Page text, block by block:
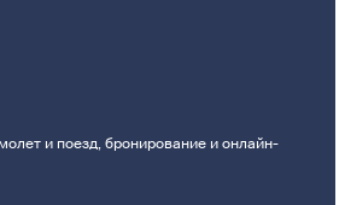
и поезд, бронирование и онлайн-